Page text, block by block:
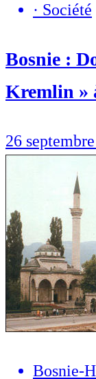
· Société
Bosnie :
Kremlin »
26
Bosnie-